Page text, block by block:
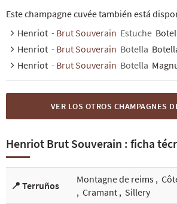
Este champagne cuvée también está
Henriot - Brut Souverain Estuche
Henriot - Brut Souverain Botella
Henriot - Brut Souverain Botella
VER LOS OTROS CHAMPAGNES
Henriot Brut Souverain : ficha
📍 Terruños
Montagne de reims ,
, Cramant , Sillery